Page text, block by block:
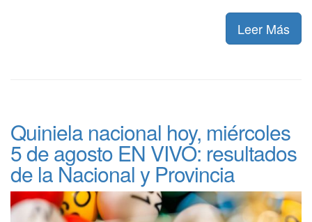
Leer Más
Quiniela nacional hoy, miércoles
5 de agosto EN VIVO: resultados
de la Nacional y Provincia